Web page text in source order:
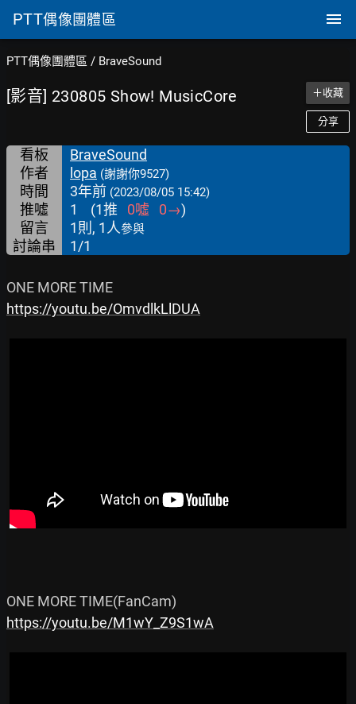
PTT偶像團體區
PTT偶像團體區 / BraveSound
[影音] 230805 Show! MusicCore ＋收藏
分享
看板
BraveSound
作者
lopa (謝謝你9527)
時間 3年前 (2023/08/05 15:42)
推噓 1 (1推 0噓 0→)
留言
1則, 1人參與
討論串 1/1
https://youtu.be/OmvdlkLlDUA
https://youtu.be/M1wY_Z9S1wA